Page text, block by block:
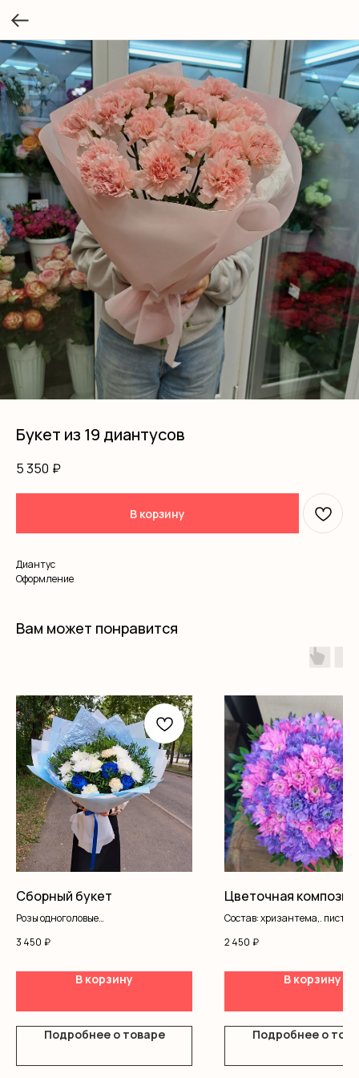
Букет из 19 диантусов
5 350 ₽
В корзину
Диантус
Оформление
Вам может понравится
Сборный букет
Розы одноголовые
Диантус
3 450 ₽
В корзину
Подробнее о товаре
Цветочная
Состав: хризантема,.
2 450 ₽
В корзину
Подробнее о